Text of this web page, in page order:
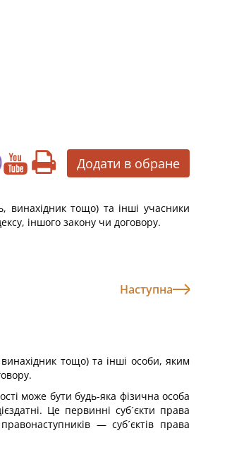
Додати в обране
винахідник тощо) та інші учасники
іншого закону чи договору.
Наступна
винахідник тощо) та інші особи, яким
може бути будь-яка фізична особа
Це первинні суб´єкти права
— суб´єктів права